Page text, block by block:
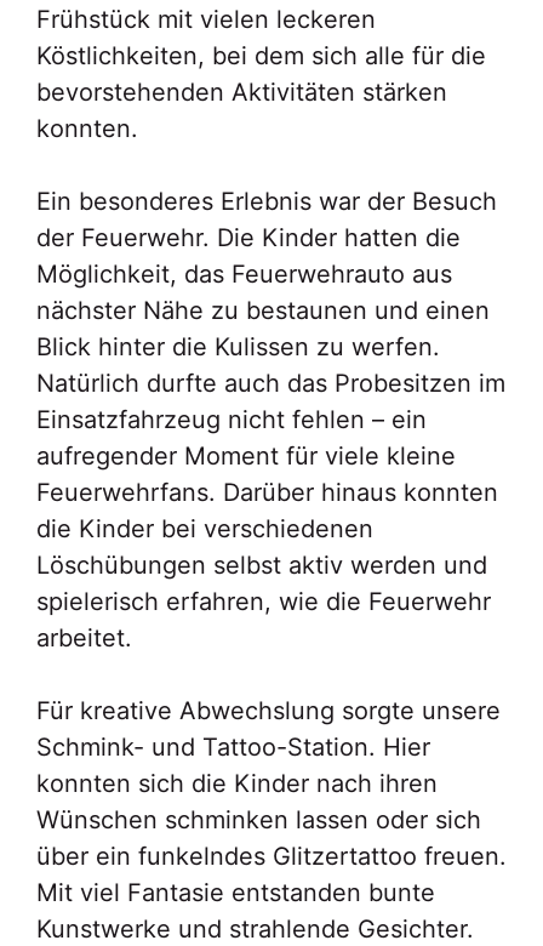
Frühstück mit vielen leckeren
Köstlichkeiten, bei dem sich alle für die
bevorstehenden Aktivitäten stärken
konnten.
Ein besonderes Erlebnis war der Besuch
der Feuerwehr. Die Kinder hatten die
Möglichkeit, das Feuerwehrauto aus
nächster Nähe zu bestaunen und einen
Blick hinter die Kulissen zu werfen.
Natürlich durfte auch das Probesitzen im
Einsatzfahrzeug nicht fehlen – ein
aufregender Moment für viele kleine
Feuerwehrfans. Darüber hinaus konnten
die Kinder bei verschiedenen
Löschübungen selbst aktiv werden und
spielerisch erfahren, wie die Feuerwehr
arbeitet.
Für kreative Abwechslung sorgte unsere
Schmink- und Tattoo-Station. Hier
konnten sich die Kinder nach ihren
Wünschen schminken lassen oder sich
über ein funkelndes Glitzertattoo freuen.
Mit viel Fantasie entstanden bunte
Kunstwerke und strahlende Gesichter.